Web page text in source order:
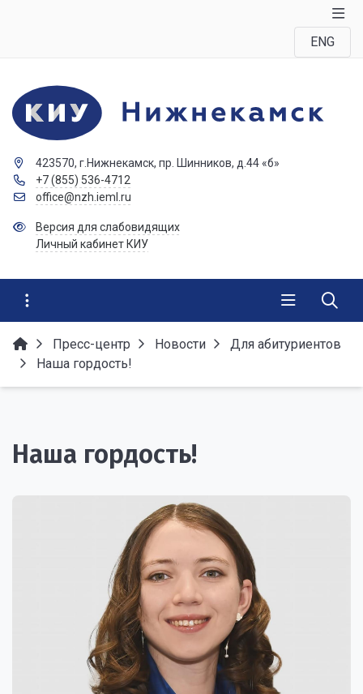
ENG
423570, г.Нижнекамск, пр. Шинников, д.44 «б»
+7 (855) 536-4712
office@nzh.ieml.ru
Версия для слабовидящих
Личный кабинет КИУ
Пресс-центр Новости
Для абитуриентов
Наша гордость!
Наша гордость!